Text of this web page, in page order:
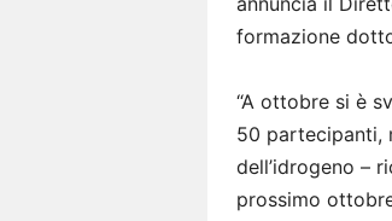
formazione
“A ottobre si è
50 partecipanti,
dell’idrogeno –
prossimo